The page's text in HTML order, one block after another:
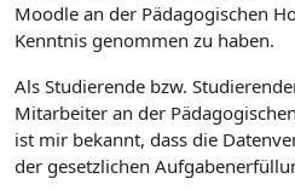
Moodle an der Pädagogischen
Kenntnis genommen zu haben.
Als Studierende bzw.
Mitarbeiter an der
ist mir bekannt, dass die
der gesetzlichen